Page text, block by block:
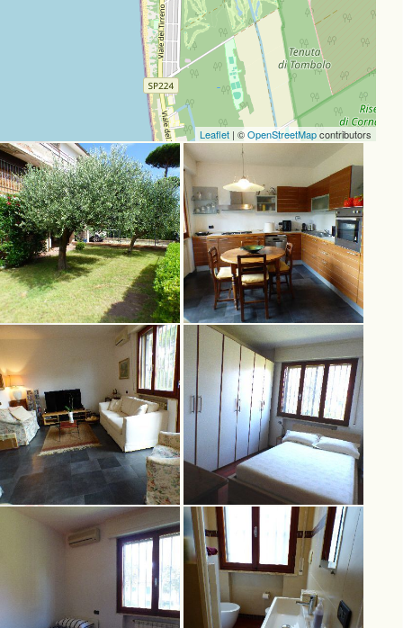
Leaflet | ©OpenStreetMapcontributors